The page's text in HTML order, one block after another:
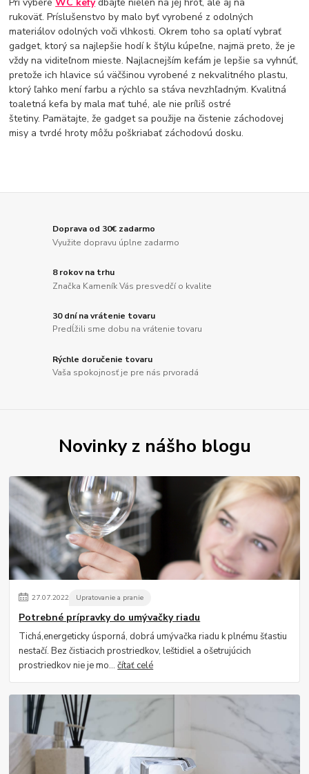
rukoväť. Príslušenstvo by malo byť vyrobené z odolných
materiálov odolných voči vlhkosti. Okrem toho sa oplatí vybrať
gadget, ktorý sa najlepšie hodí k štýlu kúpeľne, najmä preto, že je
vždy na viditeľnom mieste. Najlacnejším kefám je lepšie sa vyhnúť,
pretože ich hlavice sú väčšinou vyrobené z nekvalitného plastu,
ktorý ľahko mení farbu a rýchlo sa stáva nevzhľadným. Kvalitná
toaletná kefa by mala mať tuhé, ale nie príliš ostré
štetiny. Pamätajte, že gadget sa použije na čistenie záchodovej
misy a tvrdé hroty môžu poškriabať záchodovú dosku.
Doprava od 30€ zadarmo
Využite dopravu úplne zadarmo
8 rokov na trhu
Značka Kameník Vás presvedčí o kvalite
30 dní na vrátenie tovaru
Predĺžili sme dobu na vrátenie tovaru
Rýchle doručenie tovaru
Vaša spokojnosť je pre nás prvoradá
Novinky z nášho blogu
27.07.2022 Upratovanie a pranie
Potrebné prípravky do umývačky riadu
Tichá,energeticky úsporná, dobrá umývačka riadu k plnému šťastiu
nestačí. Bez čistiacich prostriedkov, leštidiel a ošetrujúcich
prostriedkov nie je mo...čítať celé